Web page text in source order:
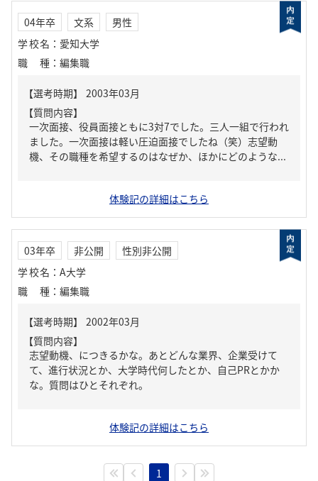
04年卒 文系
男性
学校名 ： 愛知大学
職種 ： 編集職
【質問内容】
一次面接、役員面接ともに3対7でした。三人一組で行われ
ました。一次面接は軽い圧迫面接でしたね（笑）志望動
機、その職種を希望するのはなぜか、ほかにどのような...
体験記の詳細はこちら
03年卒 非公開
性別非公開
学校名 ： A大学
職種 ： 編集職
【質問内容】
志望動機、につきるかな。あとどんな業界、企業受けて
て、進行状況とか、大学時代何したとか、自己PRとかか
な。質問はひとそれぞれ。
体験記の詳細はこちら
1